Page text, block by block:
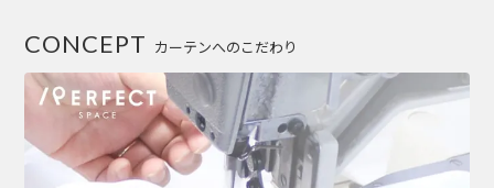
カーテンへのこだわり
CONCEPT